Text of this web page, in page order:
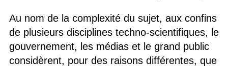
Au nom de la complexité du sujet, aux confins
de plusieurs disciplines techno-scientifiques, le
gouvernement, les médias et le grand public
considèrent, pour des raisons différentes, que